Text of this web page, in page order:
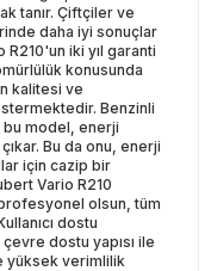
tanır. Çiftçiler ve
daha iyi sonuçlar
iki yıl garanti
konusunda
kalitesi ve
Benzinli
model, enerji
Bu da onu, enerji
için cazip bir
Vario R210
olsun, tüm
dostu
dostu yapısı ile
yüksek verimlilik